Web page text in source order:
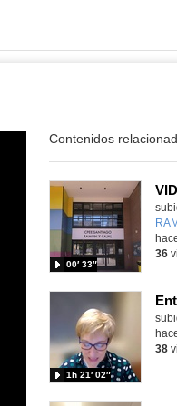
Contenidos
00′ 33″
36
1h 21′ 02″
38